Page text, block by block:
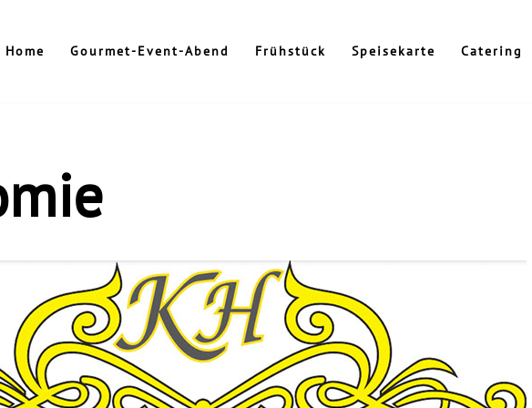
Home Gourmet-Event-Abend Frühstück Speisekarte Catering